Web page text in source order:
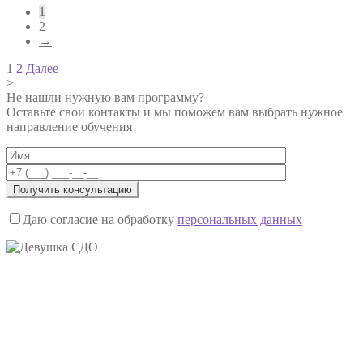
1
2
→
Навигация
по
записям
1 2 Далее
>
Не нашли нужную вам программу?
Оставьте свои контакты и мы поможем вам выбрать нужное
направление обучения
Даю согласие на обработку персональных данных